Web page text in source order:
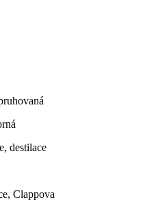
destilace
Clappova